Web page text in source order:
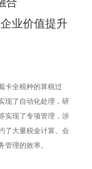
业价值提升
卡全税种的算税过
现了自动化处理，研
实现了专项管理，涉
了大量税金计算、会
管理的效率。